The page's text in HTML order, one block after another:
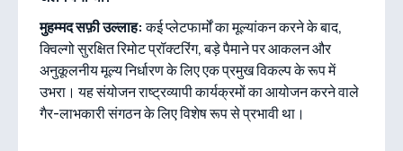
मुहम्मद सफ़ी उल्लाह:कई प्लेटफार्मों का मूल्यांकन करने के बाद,
क्विल्गो सुरक्षित रिमोट प्रॉक्टरिंग, बड़े पैमाने पर आकलन और
अनुकूलनीय मूल्य निर्धारण के लिए एक प्रमुख विकल्प के रूप में
उभरा। यह संयोजन राष्ट्रव्यापी कार्यक्रमों का आयोजन करने वाले
गैर-लाभकारी संगठन के लिए विशेष रूप से प्रभावी था।